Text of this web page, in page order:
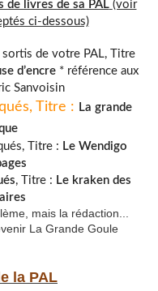
de livres de sa PAL (voir
ci-dessous)
de votre PAL, Titre
d’encre * référence aux
Sanvoisin
Titre : La grande
Titre : Le Wendigo
, Titre : Le kraken des
mais la rédaction...
La Grande Goule
la PAL